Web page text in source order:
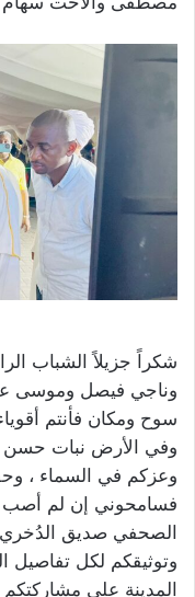
شكراً جزيلاً الشباب
وناجي فيصل وموسى
سوح ومكان فأنتم
وفي الأرض نبات حسن
وعزكم في السماء ،
فسامحوني إن لم أصب ،
الصحفي صديق
وتوثيقكم لكل تفاصيل
المدينة على مشاركتكم